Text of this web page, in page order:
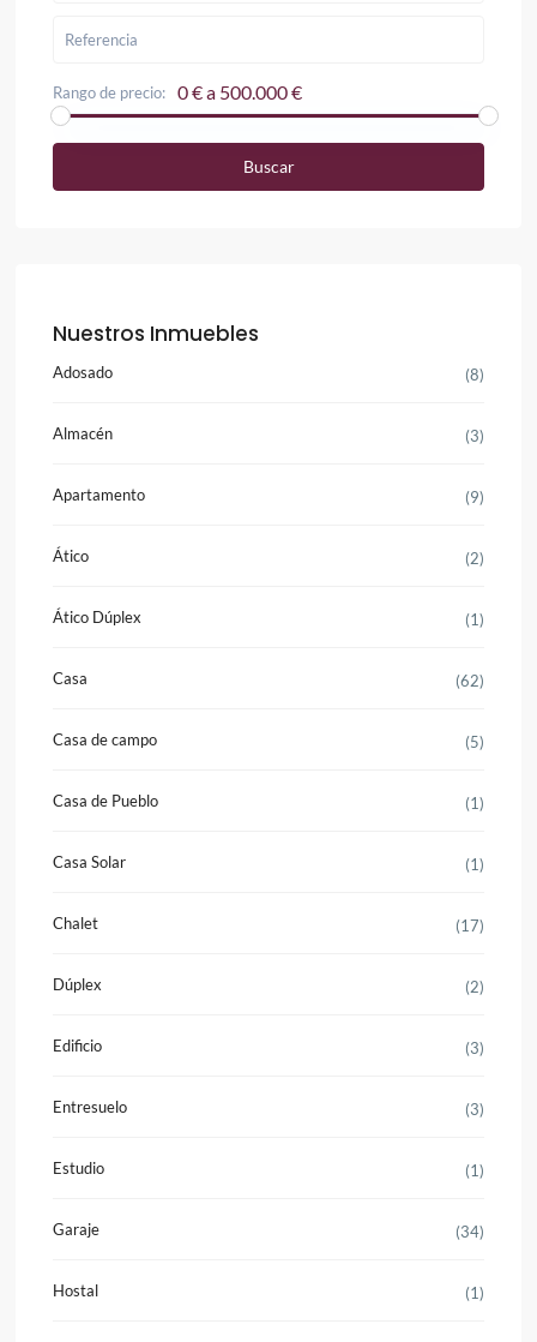
Rango de precio: 0 € a 500.000 €
Buscar
Nuestros Inmuebles
Adosado (8)
Almacén (3)
Apartamento (9)
Ático (2)
Ático Dúplex (1)
Casa (62)
Casa de campo (5)
Casa de Pueblo (1)
Casa Solar (1)
Chalet (17)
Dúplex (2)
Edificio (3)
Entresuelo (3)
Estudio (1)
Garaje (34)
Hostal (1)